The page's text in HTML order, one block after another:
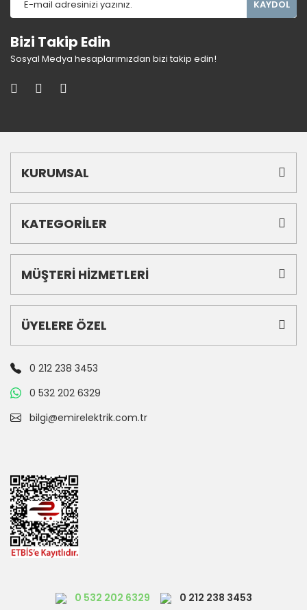
KAYDOL
Bizi Takip Edin
Sosyal Medya hesaplarımızdan bizi takip edin!
KURUMSAL
KATEGORİLER
MÜŞTERİ HİZMETLERİ
ÜYELERE ÖZEL
0 212 238 3453
0 532 202 6329
bilgi@emirelektrik.com.tr
0 532 202 6329 0 212 238 3453